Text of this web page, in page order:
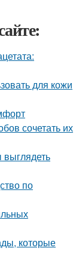
для кожи
сочетать их
по
которые